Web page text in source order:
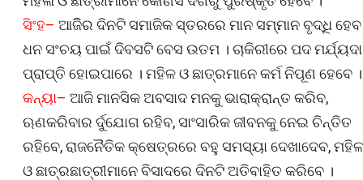
ସିଂହ– ଆଜିିର ଦିନଟି ସମାଜିକ ସ୍ତରରେ ମାନ ସମ୍ମାନ ବୃଦ୍ଧି ହେବ
ଧନ ସଂଚୟ ପାଇଁ ଦିବସଟି ବେସ ଉତମ । ଚାକିରୀରେ ପଦ ମର୍ଯ୍ୟଦା
ପ୍ରାପ୍ତି ହୋଇପାରେ । ମହିଳ ଓ ଛାତ୍ରମାନେ କର୍ମ ନିପୂଣ ହେବେ ।
କନ୍ୟା– ଆଜି ମାନସିକ ଅବସାଦ ମନକୁ ଭାରାକ୍ରାନ୍ତ କରିବ,
ଋଣକରିବାର ର୍ଦୁଯୋଗ ରହିବ, ସାଂସାରିକ ଜୀବନକୁ ନେଇ ଚିନ୍ତିତ
ରହିବେ, ରାଜନୈତିକ କ୍ଷେତ୍ରରେ ବହୁ ସମସ୍ୟା ଦେଖାଦେବ,
ଓ ଛାତ୍ରଛାତ୍ରୀମାନେ ବିସାଦରେ ଦିନଟି ଅତିବାହିତ କରିବେ ।